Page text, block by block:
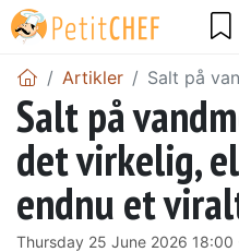
Artikler Salt på
Salt på
det virkelig,
endnu et
Thursday 25 June 2026 18:00